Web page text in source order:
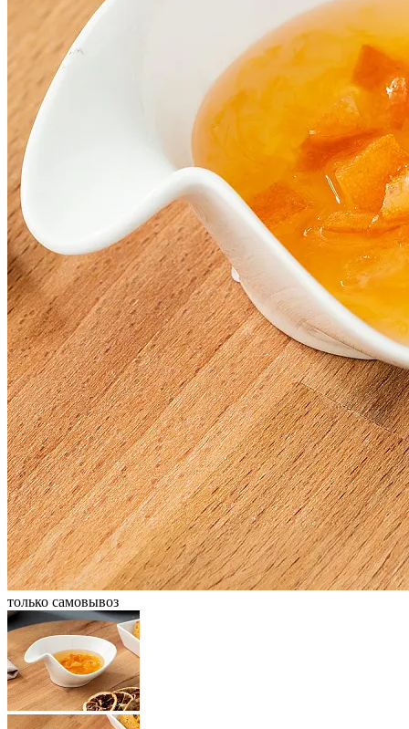
только самовывоз